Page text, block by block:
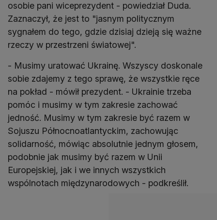
osobie pani wiceprezydent - powiedział Duda.
Zaznaczył, że jest to "jasnym politycznym
sygnałem do tego, gdzie dzisiaj dzieją się ważne
rzeczy w przestrzeni światowej".
- Musimy uratować Ukrainę. Wszyscy doskonale
sobie zdajemy z tego sprawę, że wszystkie ręce
na pokład - mówił prezydent. - Ukrainie trzeba
pomóc i musimy w tym zakresie zachować
jedność. Musimy w tym zakresie być razem w
Sojuszu Północnoatlantyckim, zachowując
solidarność, mówiąc absolutnie jednym głosem,
podobnie jak musimy być razem w Unii
Europejskiej, jak i we innych wszystkich
wspólnotach międzynarodowych - podkreślił.